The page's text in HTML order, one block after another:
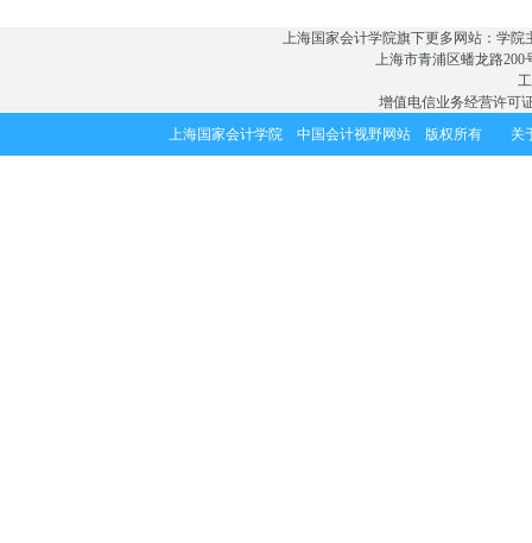
上海国家会计学院旗下更多网站： 学院
上海市青浦区蟠龙路200
增值电信业务经营许
上海国家会计学院 中国会计视野网站 版权所有 关